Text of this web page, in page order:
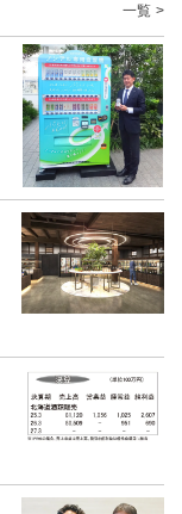
一覧 >